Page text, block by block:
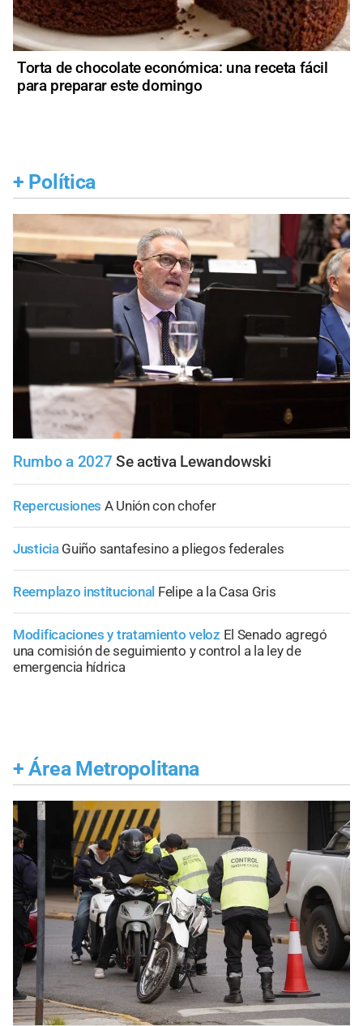
Torta de chocolate económica: una receta fácil
para preparar este domingo
+ Política
Rumbo a 2027 Se activa Lewandowski
Repercusiones A Unión con chofer
Justicia Guiño santafesino a pliegos federales
Reemplazo institucional Felipe a la Casa Gris
Modificaciones y tratamiento veloz El Senado agregó
una comisión de seguimiento y control a la ley de
emergencia hídrica
+ Área Metropolitana